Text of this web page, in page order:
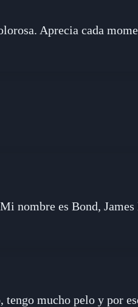
Aprecia cada
nombre es Bond, James
tengo mucho pelo y por